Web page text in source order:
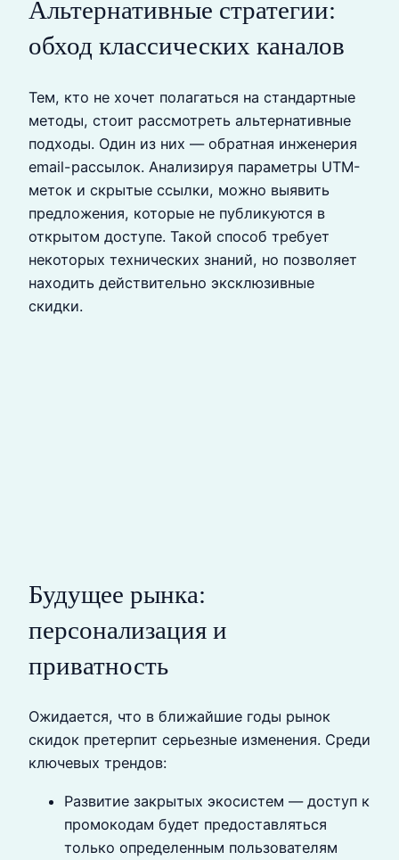
Альтернативные стратегии:
обход классических каналов
Тем, кто не хочет полагаться на стандартные
методы, стоит рассмотреть альтернативные
подходы. Один из них — обратная инженерия
email-рассылок. Анализируя параметры UTM-
меток и скрытые ссылки, можно выявить
предложения, которые не публикуются в
открытом доступе. Такой способ требует
некоторых технических знаний, но позволяет
находить действительно эксклюзивные
скидки.
Будущее рынка:
персонализация и
приватность
Ожидается, что в ближайшие годы рынок
скидок претерпит серьезные изменения. Среди
ключевых трендов:
Развитие закрытых экосистем — доступ к
промокодам будет предоставляться
только определенным пользователям